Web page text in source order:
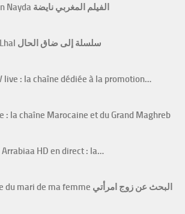
Film marocain Nayda الفيلم المغربي نايضة
Série Ila Da9 Lhal سلسلة إلى ضاق الحال
live : la chaîne dédiée à la promotion…
: la chaîne Marocaine et du Grand Maghreb
HD en direct : la…
A la recherche du mari de ma femme البحث عن زوج امرأتي